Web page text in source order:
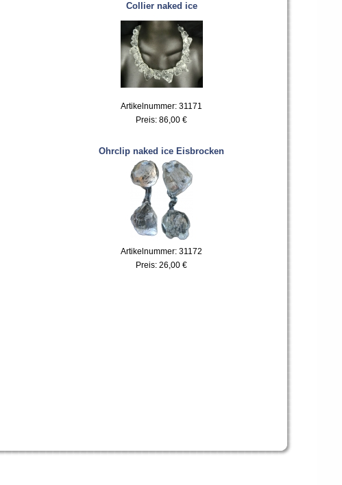
Collier naked ice
Artikelnummer: 31171
Preis: 86,00 €
Ohrclip naked ice Eisbrocken
Artikelnummer: 31172
Preis: 26,00 €